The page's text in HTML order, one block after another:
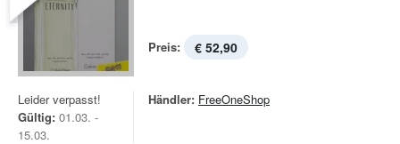
Preis: € 52,90
Leider verpasst!
Gültig: 01.03. -
15.03.
Händler: FreeOneShop